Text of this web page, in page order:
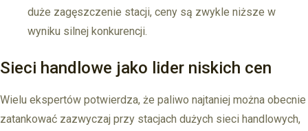
duże zagęszczenie stacji, ceny są zwykle niższe w
wyniku silnej konkurencji.
Sieci handlowe jako lider niskich cen
Wielu ekspertów potwierdza, że paliwo najtaniej można obecnie
zatankować zazwyczaj przy stacjach dużych sieci handlowych,